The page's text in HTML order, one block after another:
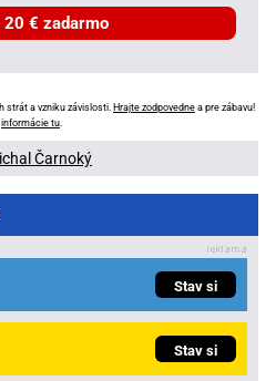
20 € zadarmo
strát a vzniku závislosti. Hrajte zodpovedne a pre zábavu!
informácie tu.
Čarnoký
Stav si
Stav si